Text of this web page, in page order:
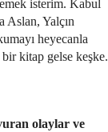
isterim. Kabul
Aslan, Yalçın
heyecanla
kitap gelse keşke.
olaylar ve